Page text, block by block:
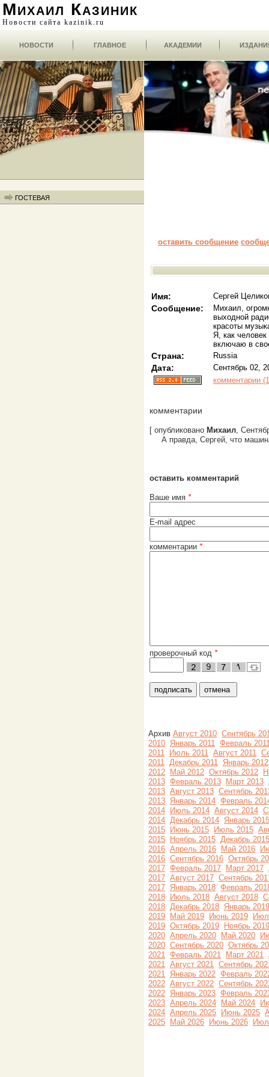
Михаил Казиник
Новости сайта kazinik.ru
НОВОСТИ ГЛАВНОЕ АКАДЕМИИ
ГОСТЕВАЯ
оставить сообщение
Имя: Сергей
Сообщение:
Михаил,
выходной
красоты
Я, как
включаю в
Страна: Russia
Дата:
Сентябрь 02,
комментарии
комментарии
[ опубликовано Михаил,
А правда, Сергей, что
оставить комментарий
Ваше имя *
E-mail адрес
комментарии *
проверочный код *
Архив Август 2010 Сентябрь
2010 Январь 2011 Февраль
2011
Июль 2011 Август 2011
2011 Декабрь 2011 Январь 2012
2012
Май 2012 Октябрь 2012
2013 Февраль 2013 Март 2013
2013 Август 2013 Сентябрь
2013 Январь 2014 Февраль
2014
Июль 2014 Август 2014
2014 Декабрь 2014 Январь 2015
2015
Июнь 2015 Июль 2015
2015
Ноябрь 2015 Декабрь 2015
2016 Апрель 2016 Май 2016
2016 Сентябрь 2016 Октябрь
2017 Февраль 2017 Март 2017
2017 Август 2017 Сентябрь
2017 Январь 2018 Февраль
2018
Июль 2018 Август 2018
2018 Декабрь 2018 Январь 2019
2019
Май 2019 Июнь 2019
2019 Октябрь 2019
Ноябрь 2019
2020 Апрель 2020 Май 2020
2020 Сентябрь 2020 Октябрь
2021 Февраль 2021 Март 2021
2021 Август 2021 Сентябрь
2021 Январь 2022 Февраль
2022 Август 2022 Сентябрь
2022 Январь 2023 Февраль
2023 Апрель 2024 Май 2024
2024 Апрель 2025 Июнь 2025
2025
Май 2026 Июнь 2026